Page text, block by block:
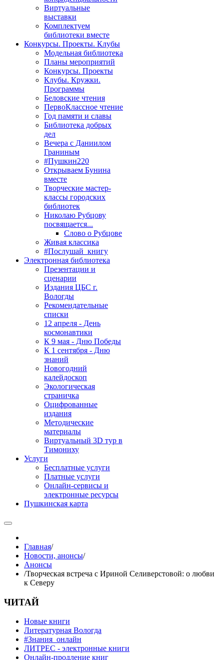
Виртуальные
выставки
Комплектуем
библиотеки вместе
Конкурсы. Проекты. Клубы
Модельная библиотека
Планы мероприятий
Конкурсы. Проекты
Клубы. Кружки.
Программы
Беловские чтения
ПервоКлассное чтение
Год памяти и славы
Библиотека добрых
дел
Вечера с Даниилом
Граниным
#Пушкин220
Открываем Бунина
вместе
Творческие мастер-
классы городских
библиотек
Николаю Рубцову
посвящается...
Слово о Рубцове
Живая классика
#Послушай_книгу
Электронная библиотека
Презентации и
сценарии
Издания ЦБС г.
Вологды
Рекомендательные
списки
12 апреля - День
космонавтики
К 9 мая - Дню Победы
К 1 сентября - Дню
знаний
Новогодний
калейдоскоп
Экологическая
страничка
Оцифрованные
издания
Методические
материалы
Виртуальный 3D тур в
Тимониху
Услуги
Бесплатные услуги
Платные услуги
Онлайн-сервисы и
электронные ресурсы
Пушкинская карта
Главная/
Новости, анонсы/
Анонсы
/Творческая встреча с Ириной Селиверстовой: о любви
к Северу
ЧИТАЙ
Новые книги
Литературная Вологда
#Знания_онлайн
ЛИТРЕС - электронные книги
Онлайн-продление книг